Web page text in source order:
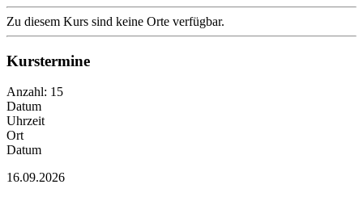
Zu diesem Kurs sind keine Orte verfügbar.
Kurstermine
Anzahl: 15
Datum
Uhrzeit
Ort
Datum
16.09.2026